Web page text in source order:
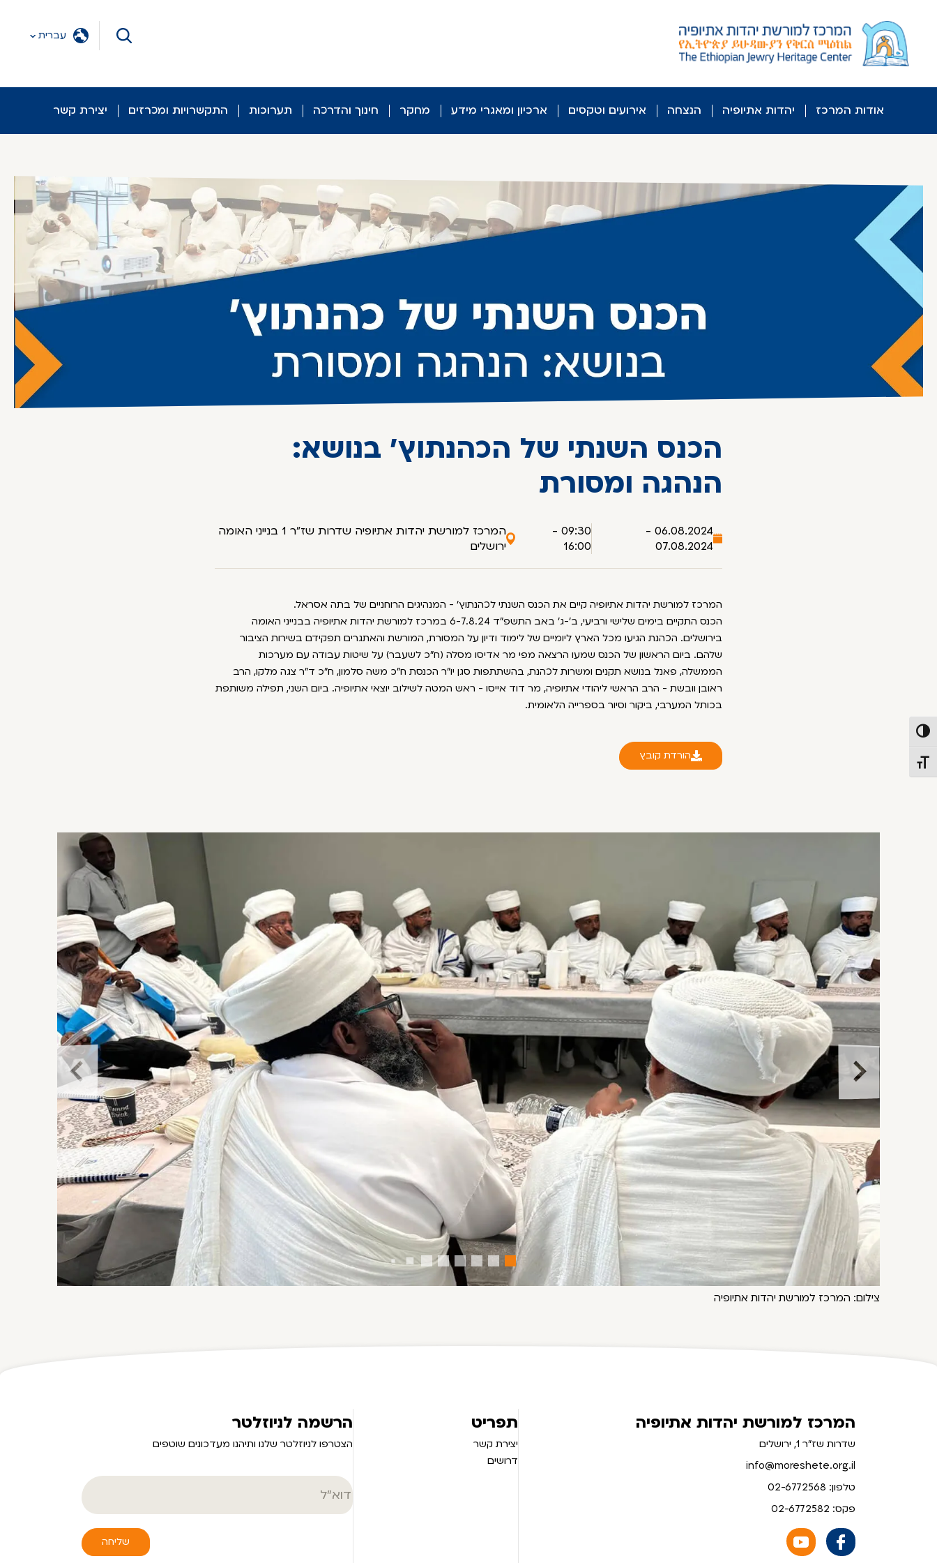
הפעל/כבה ניגודיות גבוהה
מתג גודל גופן
עברית
אודות המרכז יהדות אתיופיה הנצחה אירועים וטקסים ארכיון ומאגרי מידע מחקר חינוך והדרכה תערוכות התקשרויות ומכרזים יצירת קשר
הכנס השנתי של הכהנתוץ' בנושא:
הנהגה ומסורת
06.08.2024 -
07.08.2024
09:30 -
16:00
המרכז למורשת יהדות אתיופיה שדרות שז"ר 1 בנייני האומה
ירושלים
המרכז למורשת יהדות אתיופיה קיים את הכנס השנתי לכהנתוץ' - המנהיגים הרוחניים של בתה אסראל.
הכנס התקיים בימים שלישי ורביעי, ב'-ג' באב התשפ"ד 6-7.8.24 במרכז למורשת יהדות אתיופיה בבנייני האומה
בירושלים. הכהנת הגיעו מכל הארץ ליומיים של לימוד ודיון על המסורת, המורשת והאתגרים תפקידם בשירות הציבור
שלהם. ביום הראשון של הכנס שמעו הרצאה מפי מר אדיסו מסלה (ח"כ לשעבר) על שיטות עבודה עם מערכות
הממשלה, פאנל בנושא תקנים ומשרות לכהנת, בהשתתפות סגן יו"ר הכנסת ח"כ משה סלמון, ח"כ ד"ר צגה מלקו, הרב
ראובן וובשת - הרב הראשי ליהודי אתיופיה, מר דוד אייסו - ראש המטה לשילוב יוצאי אתיופיה. ביום השני, תפילה משותפת
בכותל המערבי, ביקור וסיור בספרייה הלאומית.
הורדת קובץ
צילום: המרכז למורשת יהדות אתיופיה
המרכז למורשת יהדות אתיופיה
שדרות שז"ר 1, ירושלים
info@moreshete.org.il
טלפון: 02-6772568
פקס: 02-6772582
תפריט
יצירת קשר
דרושים
הרשמה לניוזלטר
הצטרפו לניוזלטר שלנו ותיהנו מעדכונים שוטפים
שליחה